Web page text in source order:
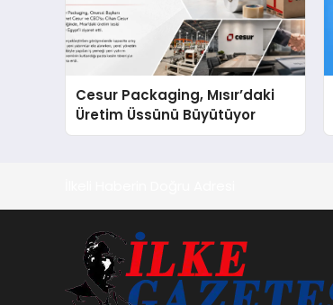
Cesur Packaging, Mısır’daki
Üretim Üssünü Büyütüyor